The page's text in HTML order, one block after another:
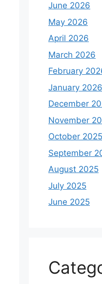
June 2026
May 2026
April 2026
March 2026
February
January 2026
December
November
October 2025
September
August 2025
July 2025
June 2025